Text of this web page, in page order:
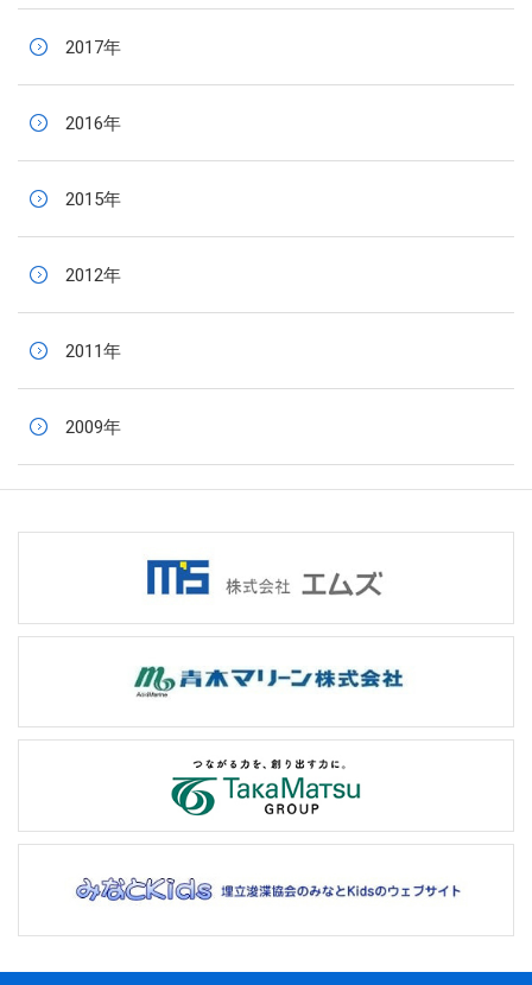
2017年
2016年
2015年
2012年
2011年
2009年